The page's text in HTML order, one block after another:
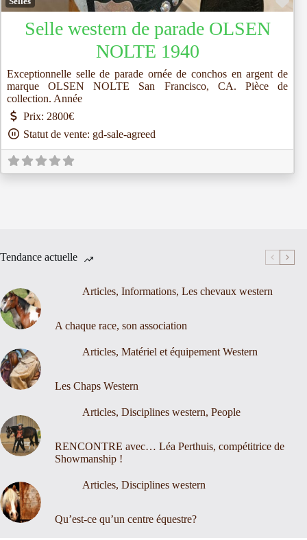
Selle western de parade OLSEN
NOLTE 1940
Exceptionnelle selle de parade ornée de conchos en argent de
marque OLSEN NOLTE San Francisco, CA. Pièce de
collection. Année
Prix: 2800€
Statut de vente: gd-sale-agreed
Tendance actuelle
Articles, Informations, Les chevaux western
A chaque race, son association
Articles, Matériel et équipement Western
Les Chaps Western
Articles, Disciplines western, People
RENCONTRE avec… Léa Perthuis, compétitrice de
Showmanship !
Articles, Disciplines western
Qu’est-ce qu’un centre équestre?